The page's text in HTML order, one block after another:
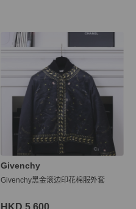
Givenchy
Givenchy黑金滚边印花棉服外套
HKD 5,600